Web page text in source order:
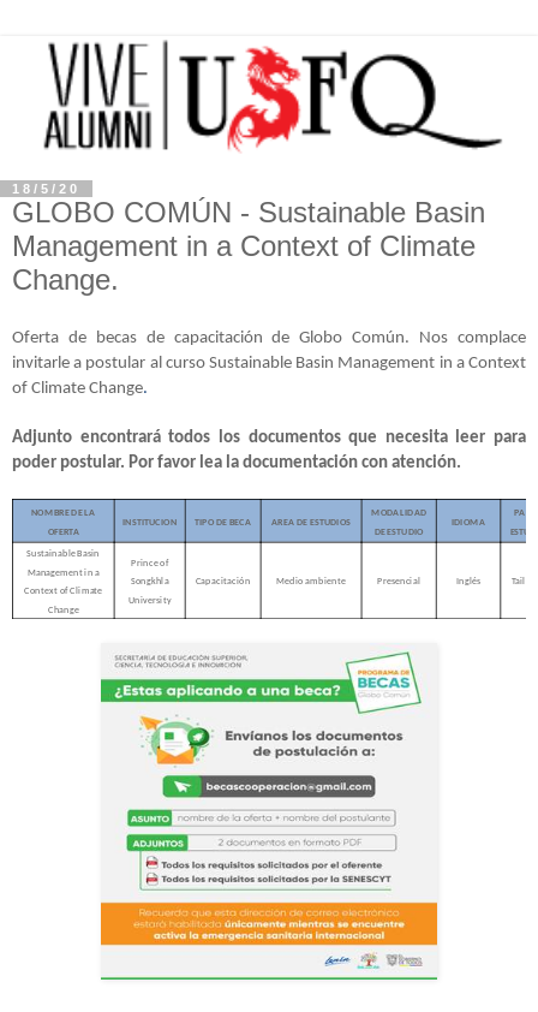
18/5/20
GLOBO COMÚN - Sustainable Basin
Management in a Context of Climate
Change.
Oferta de becas de capacitación de Globo Común. Nos complace
invitarle a postular al curso Sustainable Basin Management in a Context
of Climate Change.
Adjunto encontrará todos los documentos que necesita leer para
poder postular. Por favor lea la documentación con atención.
NOMBRE DE LA
OFERTA
INSTITUCION TIPO DE BECA AREA DE ESTUDIOS
MODALIDAD
DE ESTUDIO
IDIOMA
PAIS
Sustainable Basin
Management in a
Context of Climate
Change
Prince of
Songkhla
University
Capacitación Medio ambiente Presencial Inglés